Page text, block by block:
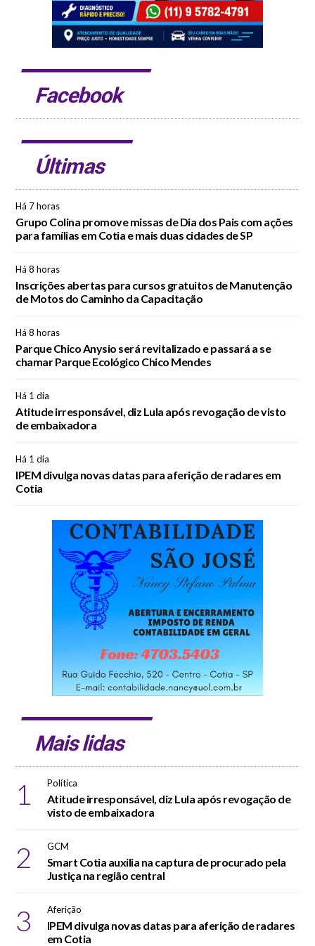
Facebook
Últimas
Há 7 horas
Grupo Colina promove missas de Dia dos Pais com ações
para famílias em Cotia e mais duas cidades de SP
Há 8 horas
Inscrições abertas para cursos gratuitos de Manutenção
de Motos do Caminho da Capacitação
Há 8 horas
Parque Chico Anysio será revitalizado e passará a se
chamar Parque Ecológico Chico Mendes
Há 1 dia
Atitude irresponsável, diz Lula após revogação de visto
de embaixadora
Há 1 dia
IPEM divulga novas datas para aferição de radares em
Cotia
Mais lidas
1 Política
Atitude irresponsável, diz Lula após revogação de
visto de embaixadora
2 GCM
Smart Cotia auxilia na captura de procurado pela
Justiça na região central
3 Aferição
IPEM divulga novas datas para aferição de radares
em Cotia